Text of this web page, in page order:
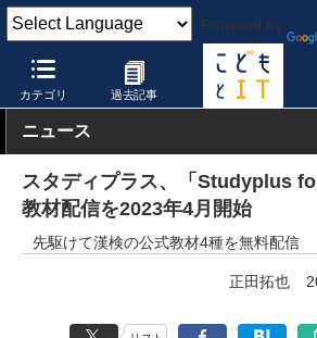
Powered by
カテゴリ 過去記事
こどもとIT 製品・サービス 授業支援シ
ニュース
スタディプラス、「Studyplus
教材配信を2023年4月開始
先駆けて漢検の公式教材4種を無料配信
正田拓也